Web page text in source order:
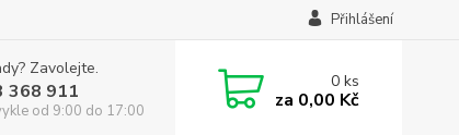
Přihlášení
Zavolejte.
368 911
od 9:00 do 17:00
0ks
za 0,00 Kč